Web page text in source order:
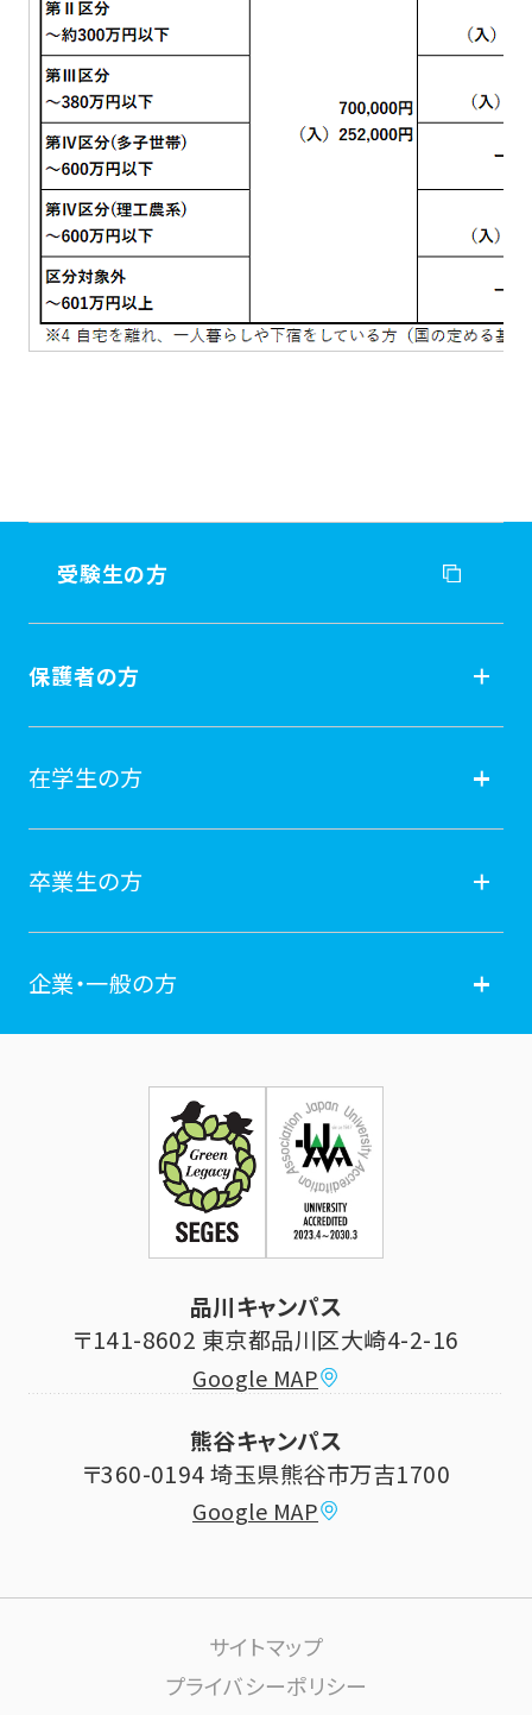
受験生の方
受験生の方
オープンキャンパス
保護者の方
保護者の方
学費納付金・奨学金
証明書発行手続き
在学生の方
在学生の方
学年暦
証明書発行・各種手続き
シラバス (講義案内)
学費納付金・奨学金
大学祭
卒業生の方
卒業生の方
住所等登録内容の変更
企業・一般の方
科目等履修生制度のご案内
研究推進・社会貢献センター
大学施設の利用について
品川キャンパス
〒141-8602 東京都品川区大崎4-2-16
Google MAP
熊谷キャンパス
〒360-0194 埼玉県熊谷市万吉1700
Google MAP
サイトマップ
プライバシーポリシー